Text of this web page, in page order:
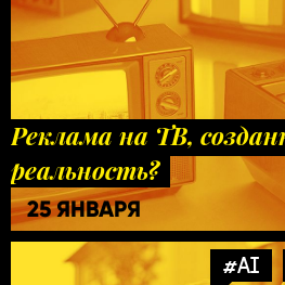
Реклама на ТВ,
реальность?
25 ЯНВАРЯ
#AI